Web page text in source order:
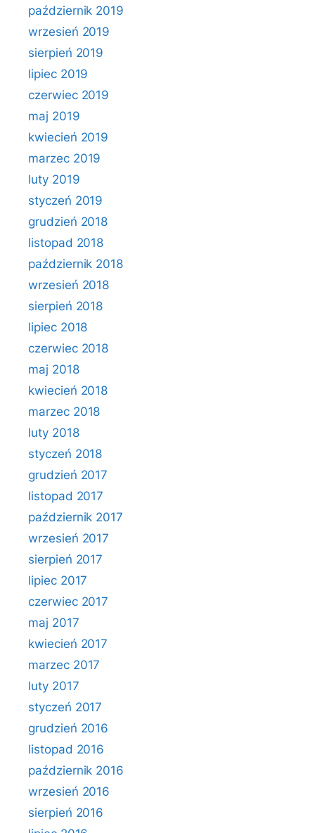
październik 2019
wrzesień 2019
sierpień 2019
lipiec 2019
czerwiec 2019
maj 2019
kwiecień 2019
marzec 2019
luty 2019
styczeń 2019
grudzień 2018
listopad 2018
październik 2018
wrzesień 2018
sierpień 2018
lipiec 2018
czerwiec 2018
maj 2018
kwiecień 2018
marzec 2018
luty 2018
styczeń 2018
grudzień 2017
listopad 2017
październik 2017
wrzesień 2017
sierpień 2017
lipiec 2017
czerwiec 2017
maj 2017
kwiecień 2017
marzec 2017
luty 2017
styczeń 2017
grudzień 2016
listopad 2016
październik 2016
wrzesień 2016
sierpień 2016